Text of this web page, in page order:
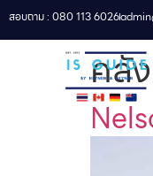
สอบถาม : 080 113 6026
คลั